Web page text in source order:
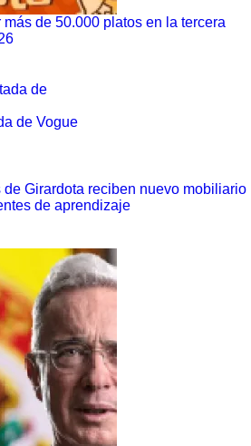
de 50.000 platos en la tercera
de Vogue
Girardota reciben nuevo mobiliario
de aprendizaje